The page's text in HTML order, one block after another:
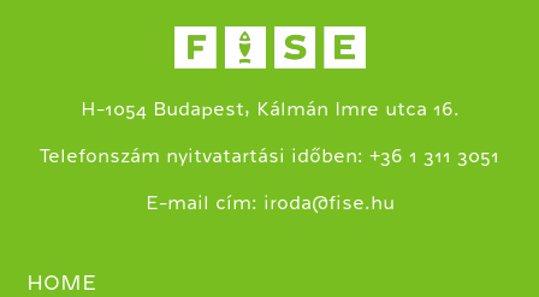
H-1054 Budapest, Kálmán Imre utca 16.
Telefonszám nyitvatartási időben: +36 1 311 3051
E-mail cím: iroda@fise.hu
HOME